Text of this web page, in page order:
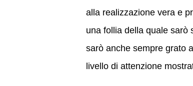
alla realizzazione vera e
una follia della quale sarò
sarò anche sempre grato
livello di attenzione